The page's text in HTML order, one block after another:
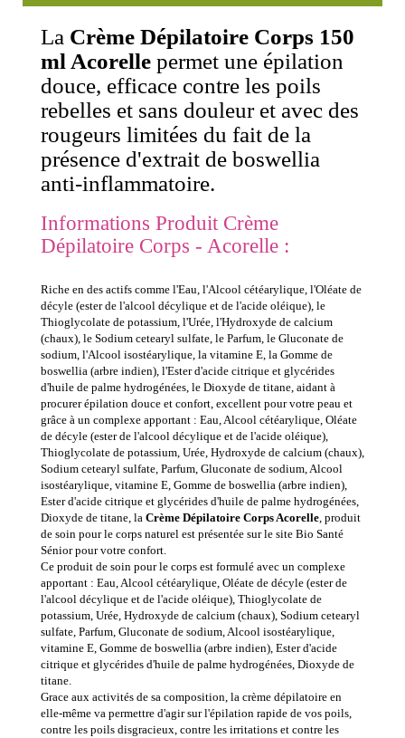
La Crème Dépilatoire Corps 150
ml Acorelle permet une épilation
douce, efficace contre les poils
rebelles et sans douleur et avec des
rougeurs limitées du fait de la
présence d'extrait de boswellia
anti-inflammatoire.
Informations Produit Crème
Dépilatoire Corps - Acorelle :
Riche en des actifs comme l'Eau, l'Alcool cétéarylique, l'Oléate de
décyle (ester de l'alcool décylique et de l'acide oléique), le
Thioglycolate de potassium, l'Urée, l'Hydroxyde de calcium
(chaux), le Sodium cetearyl sulfate, le Parfum, le Gluconate de
sodium, l'Alcool isostéarylique, la vitamine E, la Gomme de
boswellia (arbre indien), l'Ester d'acide citrique et glycérides
d'huile de palme hydrogénées, le Dioxyde de titane, aidant à
procurer épilation douce et confort, excellent pour votre peau et
grâce à un complexe apportant : Eau, Alcool cétéarylique, Oléate
de décyle (ester de l'alcool décylique et de l'acide oléique),
Thioglycolate de potassium, Urée, Hydroxyde de calcium (chaux),
Sodium cetearyl sulfate, Parfum, Gluconate de sodium, Alcool
isostéarylique, vitamine E, Gomme de boswellia (arbre indien),
Ester d'acide citrique et glycérides d'huile de palme hydrogénées,
Dioxyde de titane, la Crème Dépilatoire Corps Acorelle, produit
de soin pour le corps naturel est présentée sur le site Bio Santé
Sénior pour votre confort.
Ce produit de soin pour le corps est formulé avec un complexe
apportant : Eau, Alcool cétéarylique, Oléate de décyle (ester de
l'alcool décylique et de l'acide oléique), Thioglycolate de
potassium, Urée, Hydroxyde de calcium (chaux), Sodium cetearyl
sulfate, Parfum, Gluconate de sodium, Alcool isostéarylique,
vitamine E, Gomme de boswellia (arbre indien), Ester d'acide
citrique et glycérides d'huile de palme hydrogénées, Dioxyde de
titane.
Grace aux activités de sa composition, la crème dépilatoire en
elle-même va permettre d'agir sur l'épilation rapide de vos poils,
contre les poils disgracieux, contre les irritations et contre les